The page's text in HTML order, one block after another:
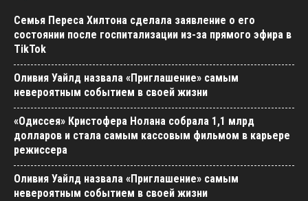
Семья Переса Хилтона сделала заявление о его
состоянии после госпитализации из-за прямого эфира в
TikTok
Оливия Уайлд назвала «Приглашение» самым
невероятным событием в своей жизни
«Одиссея» Кристофера Нолана собрала 1,1 млрд
долларов и стала самым кассовым фильмом в карьере
режиссера
Оливия Уайлд назвала «Приглашение» самым
невероятным событием в своей жизни